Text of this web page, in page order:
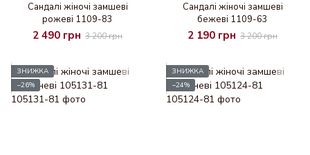
Сандалі жіночі замшеві
рожеві 1109-83
2 490 грн 3 200 грн
Сандалі жіночі замшеві
бежеві 1109-63
2 190 грн 3 200 грн
ЗНИЖКА
−26%
ЗНИЖКА
−24%